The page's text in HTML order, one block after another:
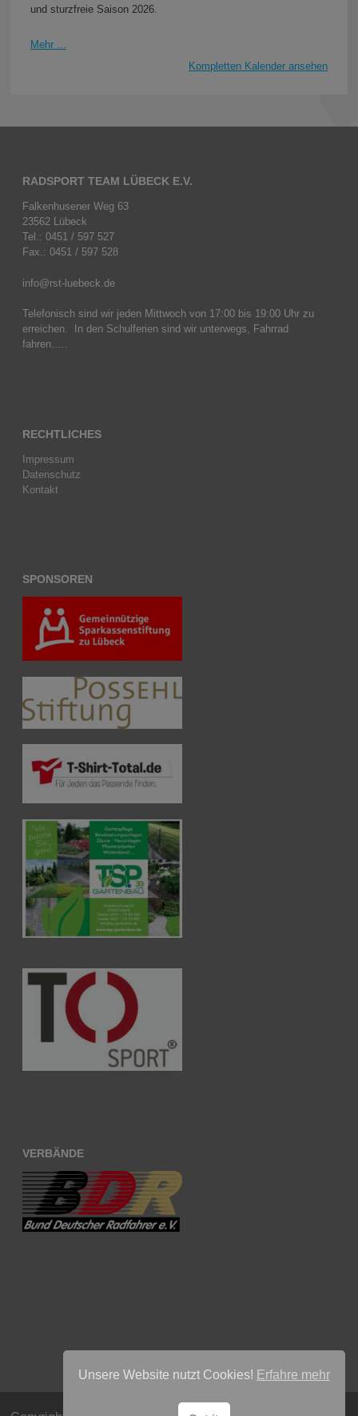
und sturzfreie Saison 2026.
Mehr ...
Kompletten Kalender ansehen
RADSPORT TEAM LÜBECK E.V.
Falkenhusener Weg 63
23562 Lübeck
Tel.: 0451 / 597 527
Fax.: 0451 / 597 528
info@rst-luebeck.de
Telefonisch sind wir jeden Mittwoch von 17:00 bis 19:00 Uhr zu
erreichen. In den Schulferien sind wir unterwegs, Fahrrad
fahren…..
RECHTLICHES
Impressum
Datenschutz
Kontakt
SPONSOREN
VERBÄNDE
Unsere Website nutzt Cookies! Erfahre mehr